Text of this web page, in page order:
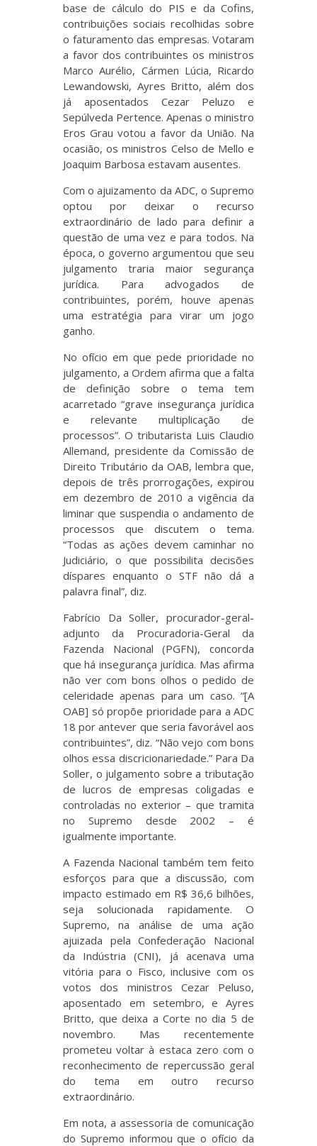
base de cálculo do PIS e da Cofins,
contribuições sociais recolhidas sobre
o faturamento das empresas. Votaram
a favor dos contribuintes os ministros
Marco Aurélio, Cármen Lúcia, Ricardo
Lewandowski, Ayres Britto, além dos
já aposentados Cezar Peluzo e
Sepúlveda Pertence. Apenas o ministro
Eros Grau votou a favor da União. Na
ocasião, os ministros Celso de Mello e
Joaquim Barbosa estavam ausentes.
Com o ajuizamento da ADC, o Supremo
optou por deixar o recurso
extraordinário de lado para definir a
questão de uma vez e para todos. Na
época, o governo argumentou que seu
julgamento traria maior segurança
jurídica. Para advogados de
contribuintes, porém, houve apenas
uma estratégia para virar um jogo
ganho.
No ofício em que pede prioridade no
julgamento, a Ordem afirma que a falta
de definição sobre o tema tem
acarretado “grave insegurança jurídica
e relevante multiplicação de
processos”. O tributarista Luis Claudio
Allemand, presidente da Comissão de
Direito Tributário da OAB, lembra que,
depois de três prorrogações, expirou
em dezembro de 2010 a vigência da
liminar que suspendia o andamento de
processos que discutem o tema.
“Todas as ações devem caminhar no
Judiciário, o que possibilita decisões
díspares enquanto o STF não dá a
palavra final”, diz.
Fabrício Da Soller, procurador-geral-
adjunto da Procuradoria-Geral da
Fazenda Nacional (PGFN), concorda
que há insegurança jurídica. Mas afirma
não ver com bons olhos o pedido de
celeridade apenas para um caso. “[A
OAB] só propõe prioridade para a ADC
18 por antever que seria favorável aos
contribuintes”, diz. “Não vejo com bons
olhos essa discricionariedade.” Para Da
Soller, o julgamento sobre a tributação
de lucros de empresas coligadas e
controladas no exterior – que tramita
no Supremo desde 2002 – é
igualmente importante.
A Fazenda Nacional também tem feito
esforços para que a discussão, com
impacto estimado em R$ 36,6 bilhões,
seja solucionada rapidamente. O
Supremo, na análise de uma ação
ajuizada pela Confederação Nacional
da Indústria (CNI), já acenava uma
vitória para o Fisco, inclusive com os
votos dos ministros Cezar Peluso,
aposentado em setembro, e Ayres
Britto, que deixa a Corte no dia 5 de
novembro. Mas recentemente
prometeu voltar à estaca zero com o
reconhecimento de repercussão geral
do tema em outro recurso
extraordinário.
Em nota, a assessoria de comunicação
do Supremo informou que o ofício da